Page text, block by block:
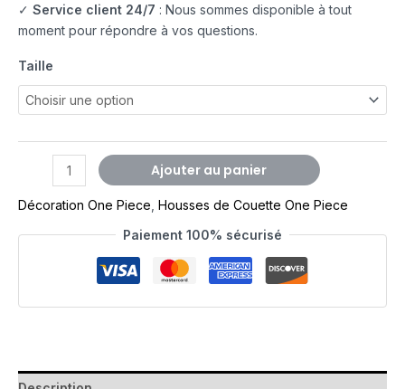
✓ Service client 24/7 : Nous sommes disponible à tout
moment pour répondre à vos questions.
Taille
Ajouter au panier
Décoration One Piece Housses de Couette One Piece
Paiement 100% sécurisé